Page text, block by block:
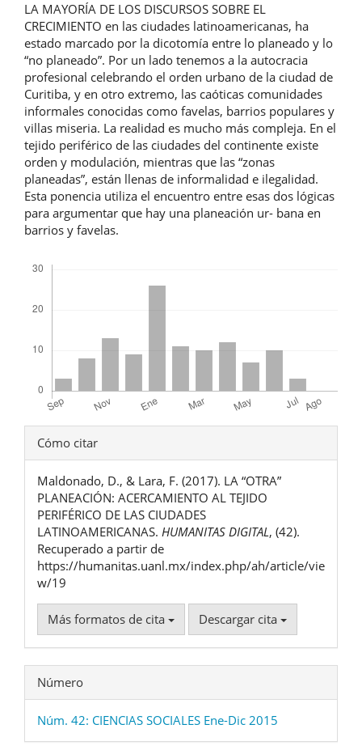
LA MAYORÍA DE LOS DISCURSOS SOBRE EL
CRECIMIENTO en las ciudades latinoamericanas, ha
estado marcado por la dicotomía entre lo planeado y lo
“no planeado”. Por un lado tenemos a la autocracia
profesional celebrando el orden urbano de la ciudad de
Curitiba, y en otro extremo, las caóticas comunidades
informales conocidas como favelas, barrios populares y
villas miseria. La realidad es mucho más compleja. En el
tejido periférico de las ciudades del continente existe
orden y modulación, mientras que las “zonas
planeadas”, están llenas de informalidad e ilegalidad.
Esta ponencia utiliza el encuentro entre esas dos lógicas
para argumentar que hay una planeación ur- bana en
barrios y favelas.
Detalles
del
artículo
Cómo citar
Maldonado, D., & Lara, F. (2017). LA “OTRA”
PLANEACIÓN: ACERCAMIENTO AL TEJIDO
PERIFÉRICO DE LAS CIUDADES
LATINOAMERICANAS. HUMANITAS DIGITAL, (42).
Recuperado a partir de
https://humanitas.uanl.mx/index.php/ah/article/vie
w/19
Más formatos de cita Descargar cita
Número
Núm. 42: CIENCIAS SOCIALES Ene-Dic 2015